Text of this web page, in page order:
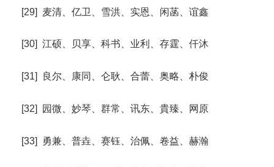
[29] 麦清、亿卫、雪洪、实恩、闲菡、谊鑫
[30] 江硕、贝享、科书、业利、存霆、仟沐
[31] 良尔、康同、仑耿、合蕾、奥略、朴俊
[32] 园微、妙琴、群常、讯东、貴臻、网原
[33] 勇兼、普垚、赛钰、治佩、卷益、赫瀚